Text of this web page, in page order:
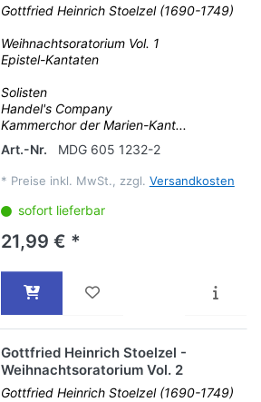
Gottfried Heinrich Stoelzel (1690-1749)
Weihnachtsoratorium Vol. 1
Epistel-Kantaten
Solisten
Handel's Company
Kammerchor der Marien-Kant...
Art.-Nr.
MDG 605 1232-2
* Preise inkl. MwSt., zzgl. Versandkosten
sofort lieferbar
21,99 € *
Gottfried Heinrich Stoelzel -
Weihnachtsoratorium Vol. 2
Gottfried Heinrich Stoelzel (1690-1749)